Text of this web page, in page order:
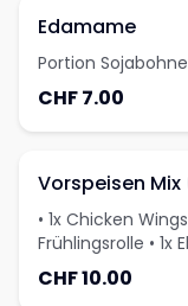
Edamame
Portion
CHF 7.00
Vorspeisen
• 1x Chicken
Frühlingsrolle • 1x
CHF 10.00